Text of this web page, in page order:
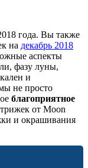
года. Вы также
на декабрь 2018
аспекты
фазу луны,
и
не просто
благоприятное
от Moon
и окрашивания